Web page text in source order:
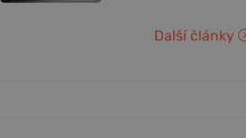
Další články